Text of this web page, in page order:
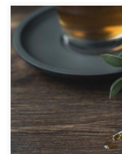
Jednym z głównych
dziś CBD wielu
dzisiaj dla ciebie 8
Czytaj dalej, aby
marihuany na
marihuany na
używający tej
przyznali, że